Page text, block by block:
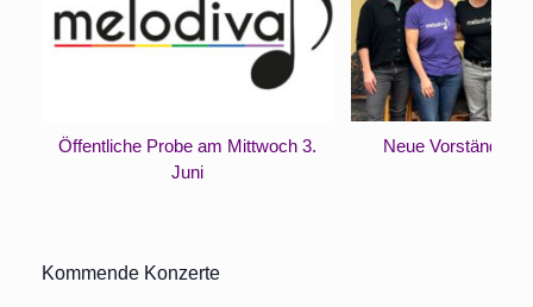
Öffentliche Probe am Mittwoch 3.
Juni
Neue
Kommende Konzerte